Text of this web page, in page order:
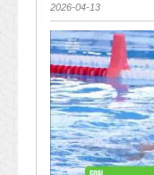
2026-04-13